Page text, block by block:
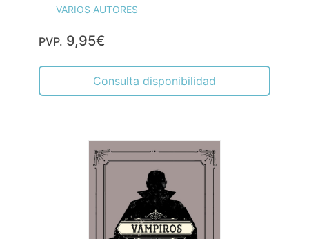
VARIOS AUTORES
PVP. 9,95€
Consulta disponibilidad